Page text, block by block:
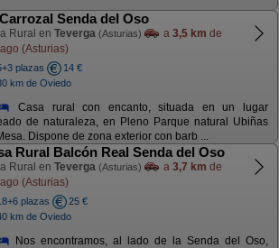
Senda del Oso
Rural en Teverga (Asturias) a 3,5 km de
(Asturias)
plazas
14 €
km de Oviedo
Casa rural con encanto, situada en un lugar
de naturaleza, en Pleno Parque natural Ubiñas
Dispone de zona exterior con barb ...
Rural Balcón Real Senda del Oso
Rural en Teverga (Asturias) a 3,7 km de
(Asturias)
plazas
25 €
km de Oviedo
Nos encontramos, al lado de la Senda del Oso,